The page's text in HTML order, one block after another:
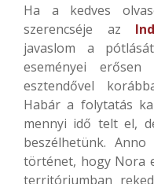
Ha a kedves
szerencséje az
javaslom a
eseményei
esztendővel
Habár a folytatás
mennyi idő telt el,
beszélhetünk.
történet, hogy Nora
territóriumban